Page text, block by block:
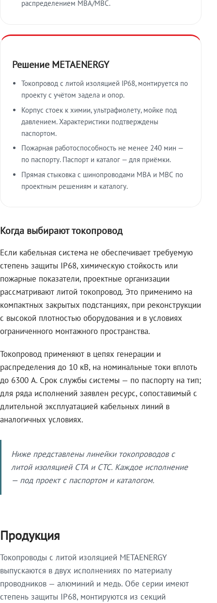
распределением МВА/МВС.
Решение METAENERGY
Токопровод с литой изоляцией IP68, монтируется по
проекту с учётом задела и опор.
Корпус стоек к химии, ультрафиолету, мойке под
давлением. Характеристики подтверждены
паспортом.
Пожарная работоспособность не менее 240 мин —
по паспорту. Паспорт и каталог — для приёмки.
Прямая стыковка с шинопроводами МВА и МВС по
проектным решениям и каталогу.
Когда выбирают токопровод
Если кабельная система не обеспечивает требуемую
степень защиты IP68, химическую стойкость или
пожарные показатели, проектные организации
рассматривают литой токопровод. Это применимо на
компактных закрытых подстанциях, при реконструкции
с высокой плотностью оборудования и в условиях
ограниченного монтажного пространства.
Токопровод применяют в цепях генерации и
распределения до 10 кВ, на номинальные токи вплоть
до 6300 А. Срок службы системы — по паспорту на тип;
для ряда исполнений заявлен ресурс, сопоставимый с
длительной эксплуатацией кабельных линий в
аналогичных условиях.
Ниже представлены линейки токопроводов с
литой изоляцией СТА и СТС. Каждое исполнение
— под проект с паспортом и каталогом.
Продукция
Токопроводы с литой изоляцией METAENERGY
выпускаются в двух исполнениях по материалу
проводников — алюминий и медь. Обе серии имеют
степень защиты IP68, монтируются из секций